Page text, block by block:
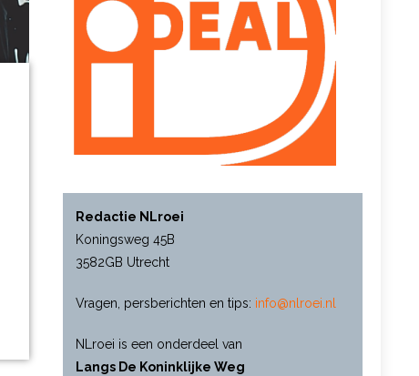
Redactie NLroei
Koningsweg 45B
3582GB Utrecht
Vragen, persberichten en tips: info@nlroei.nl
NLroei is een onderdeel van
Langs De Koninklijke Weg